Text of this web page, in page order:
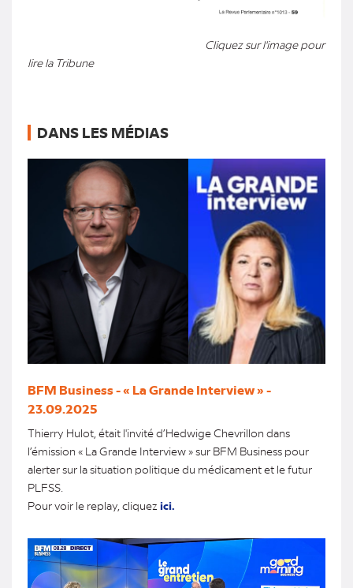
Cliquez sur l'image pour
lire la Tribune
DANS LES MÉDIAS
BFM Business - « La Grande Interview » -
23.09.2025
Thierry Hulot, était l'invité d’Hedwige Chevrillon dans
l’émission « La Grande Interview » sur BFM Business pour
alerter sur la situation politique du médicament et le futur
PLFSS.
Pour voir le replay, cliquez ici.